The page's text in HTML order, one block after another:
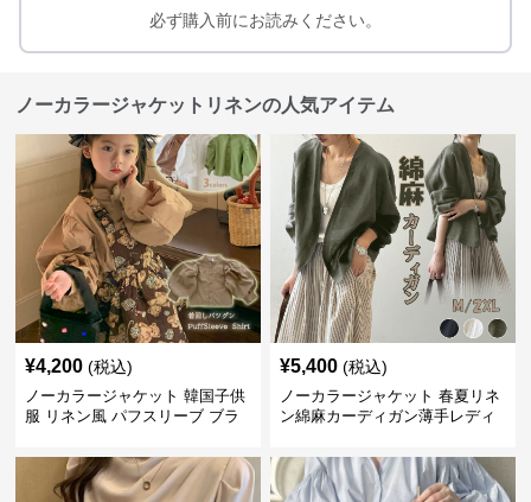
必ず購入前にお読みください。
ノーカラージャケットリネンの人気アイテム
¥4,200 (税込)
ノーカラージャケット 韓国子供
服 リネン風 パフスリーブ ブラ
¥5,400 (税込)
ノーカラージャケット 春夏リネ
ン綿麻カーディガン薄手レディ